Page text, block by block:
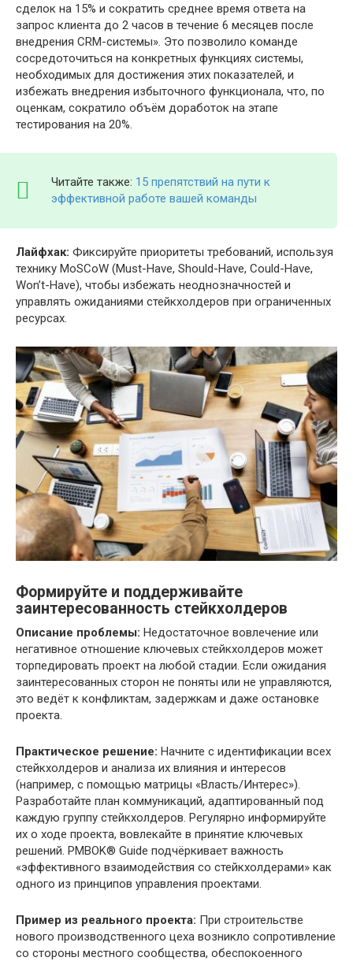
сделок на 15% и сократить среднее время ответа на
запрос клиента до 2 часов в течение 6 месяцев после
внедрения CRM-системы». Это позволило команде
сосредоточиться на конкретных функциях системы,
необходимых для достижения этих показателей, и
избежать внедрения избыточного функционала, что, по
оценкам, сократило объём доработок на этапе
тестирования на 20%.
Читайте также: 15 препятствий на пути к
эффективной работе вашей команды
Лайфхак: Фиксируйте приоритеты требований, используя
технику MoSCoW (Must-Have, Should-Have, Could-Have,
Won’t-Have), чтобы избежать неоднозначностей и
управлять ожиданиями стейкхолдеров при ограниченных
ресурсах.
Формируйте и поддерживайте
заинтересованность стейкхолдеров
Описание проблемы: Недостаточное вовлечение или
негативное отношение ключевых стейкхолдеров может
торпедировать проект на любой стадии. Если ожидания
заинтересованных сторон не поняты или не управляются,
это ведёт к конфликтам, задержкам и даже остановке
проекта.
Практическое решение: Начните с идентификации всех
стейкхолдеров и анализа их влияния и интересов
(например, с помощью матрицы «Власть/Интерес»).
Разработайте план коммуникаций, адаптированный под
каждую группу стейкхолдеров. Регулярно информируйте
их о ходе проекта, вовлекайте в принятие ключевых
решений. PMBOK® Guide подчёркивает важность
«эффективного взаимодействия со стейкхолдерами» как
одного из принципов управления проектами.
Пример из реального проекта: При строительстве
нового производственного цеха возникло сопротивление
со стороны местного сообщества, обеспокоенного